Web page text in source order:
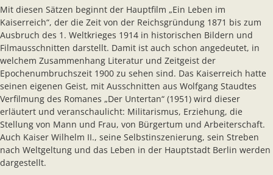
Mit diesen Sätzen beginnt der Hauptfilm „Ein Leben im
Kaiserreich“, der die Zeit von der Reichsgründung 1871 bis zum
Ausbruch des 1. Weltkrieges 1914 in historischen Bildern und
Filmausschnitten darstellt. Damit ist auch schon angedeutet, in
welchem Zusammenhang Literatur und Zeitgeist der
Epochenumbruchszeit 1900 zu sehen sind. Das Kaiserreich hatte
seinen eigenen Geist, mit Ausschnitten aus Wolfgang Staudtes
Verfilmung des Romanes „Der Untertan“ (1951) wird dieser
erläutert und veranschaulicht: Militarismus, Erziehung, die
Stellung von Mann und Frau, von Bürgertum und Arbeiterschaft.
Auch Kaiser Wilhelm II., seine Selbstinszenierung, sein Streben
nach Weltgeltung und das Leben in der Hauptstadt Berlin werden
dargestellt.